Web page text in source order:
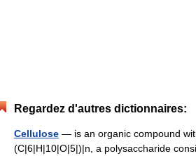
Regardez d'autres dictionnaires:
Cellulose — is an organic compound
(C|6|H|10|O|5|)|n, a polysaccharide